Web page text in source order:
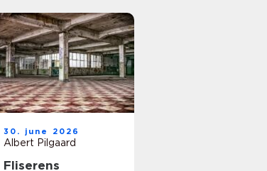
30. june 2026
Albert Pilgaard
Fliserens